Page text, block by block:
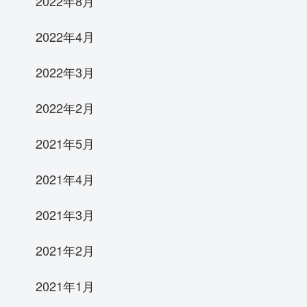
2022年4月
2022年3月
2022年2月
2021年5月
2021年4月
2021年3月
2021年2月
2021年1月